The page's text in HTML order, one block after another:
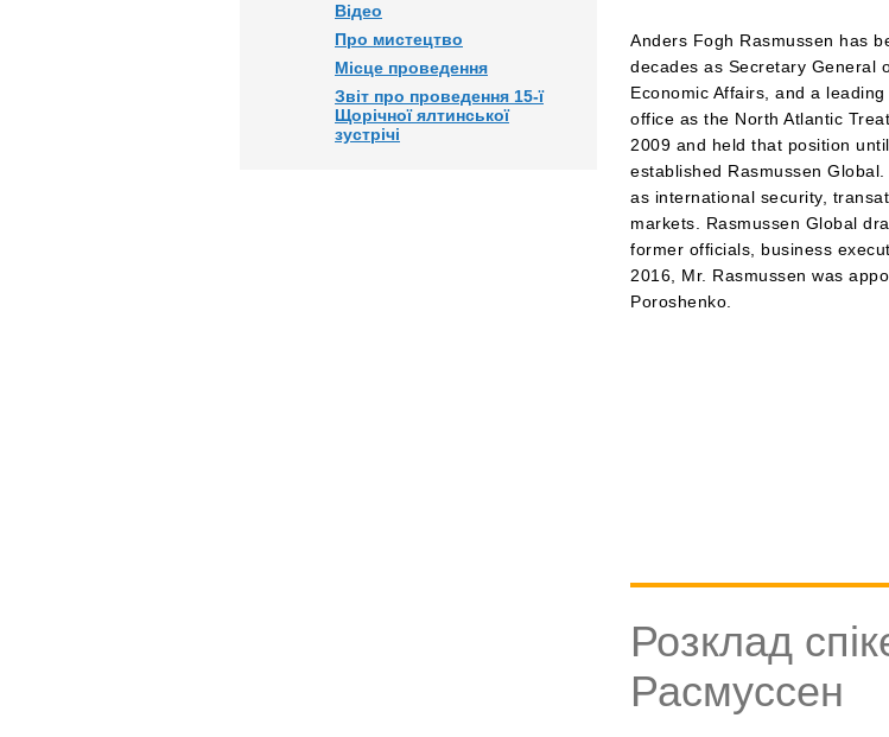
Відео
Про мистецтво
Місце проведення
Звіт про проведення 15-ї
Щорічної ялтинської
зустрічі
Anders Fogh Rasmussen has
decades as Secretary General
Economic Affairs, and a
office as the North Atlantic
2009 and held that position
established Rasmussen
as international security,
markets. Rasmussen Global
former officials, business
2016, Mr. Rasmussen was
Poroshenko.
Розклад
Расмуссен